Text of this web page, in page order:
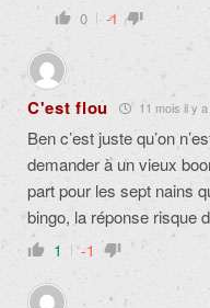
0 -1
C'est flou 11 mois il y a
Ben c’est juste qu’on
demander à un vieux
part pour les sept nains
bingo, la réponse risque
1 -1